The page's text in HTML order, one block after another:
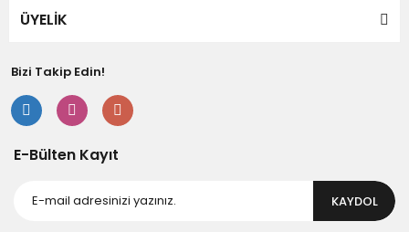
Bu ürüne benzer farklı alternatifler olmalı.
ÜYELİK
Bizi Takip Edin!
E-Bülten Kayıt
KAYDOL